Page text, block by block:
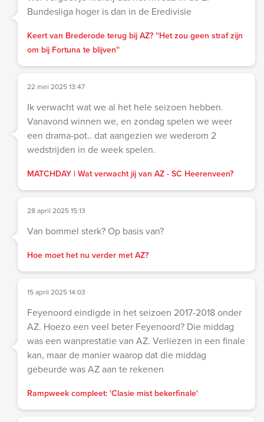
Bundesliga hoger is dan in de Eredivisie
Keert van Brederode terug bij AZ? ''Het zou geen straf zijn
om bij Fortuna te blijven''
22 mei 2025 13:47
Ik verwacht wat we al het hele seizoen hebben.
Vanavond winnen we, en zondag spelen we weer
een drama-pot.. dat aangezien we wederom 2
wedstrijden in de week spelen.
MATCHDAY | Wat verwacht jij van AZ - SC Heerenveen?
28 april 2025 15:13
Van bommel sterk? Op basis van?
Hoe moet het nu verder met AZ?
15 april 2025 14:03
Feyenoord eindigde in het seizoen 2017-2018 onder
AZ. Hoezo een veel beter Feyenoord? Die middag
was een wanprestatie van AZ. Verliezen in een finale
kan, maar de manier waarop dat die middag
gebeurde was AZ aan te rekenen
Rampweek compleet: 'Clasie mist bekerfinale'